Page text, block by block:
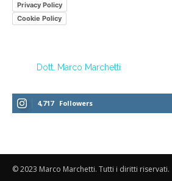
Privacy Policy
Cookie Policy
Dott. Marco Marchetti
4,717 Followers
© 2023 Marco Marchetti. Tutti i diritti riservati.